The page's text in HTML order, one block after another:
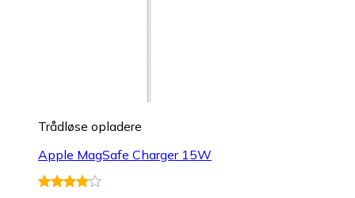
Trådløse opladere
Apple MagSafe Charger 15W